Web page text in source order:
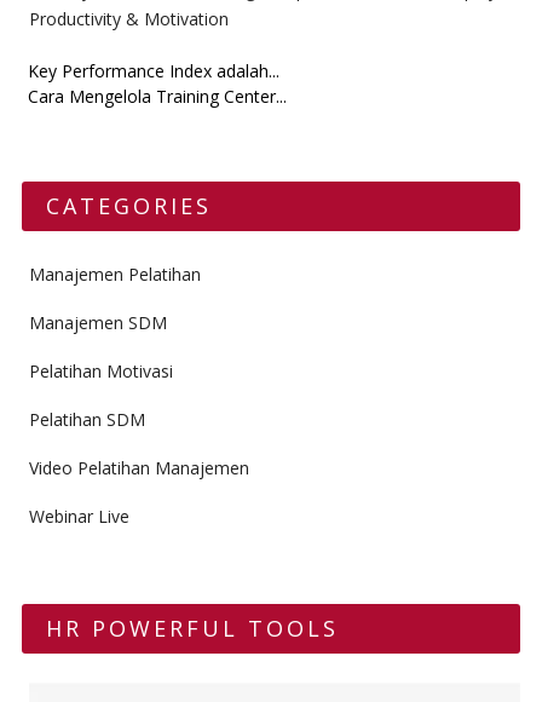
Productivity & Motivation
Key Performance Index adalah...
Cara Mengelola Training Center...
CATEGORIES
Manajemen Pelatihan
Manajemen SDM
Pelatihan Motivasi
Pelatihan SDM
Video Pelatihan Manajemen
Webinar Live
HR POWERFUL TOOLS